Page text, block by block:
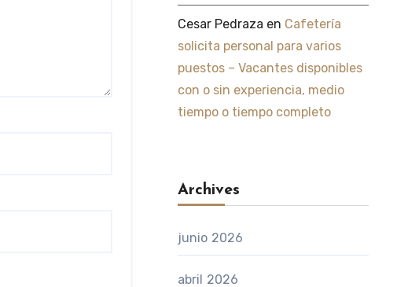
Cesar Pedraza en Cafetería
solicita personal para varios
puestos – Vacantes disponibles
con o sin experiencia, medio
tiempo o tiempo completo
Archives
junio 2026
abril 2026